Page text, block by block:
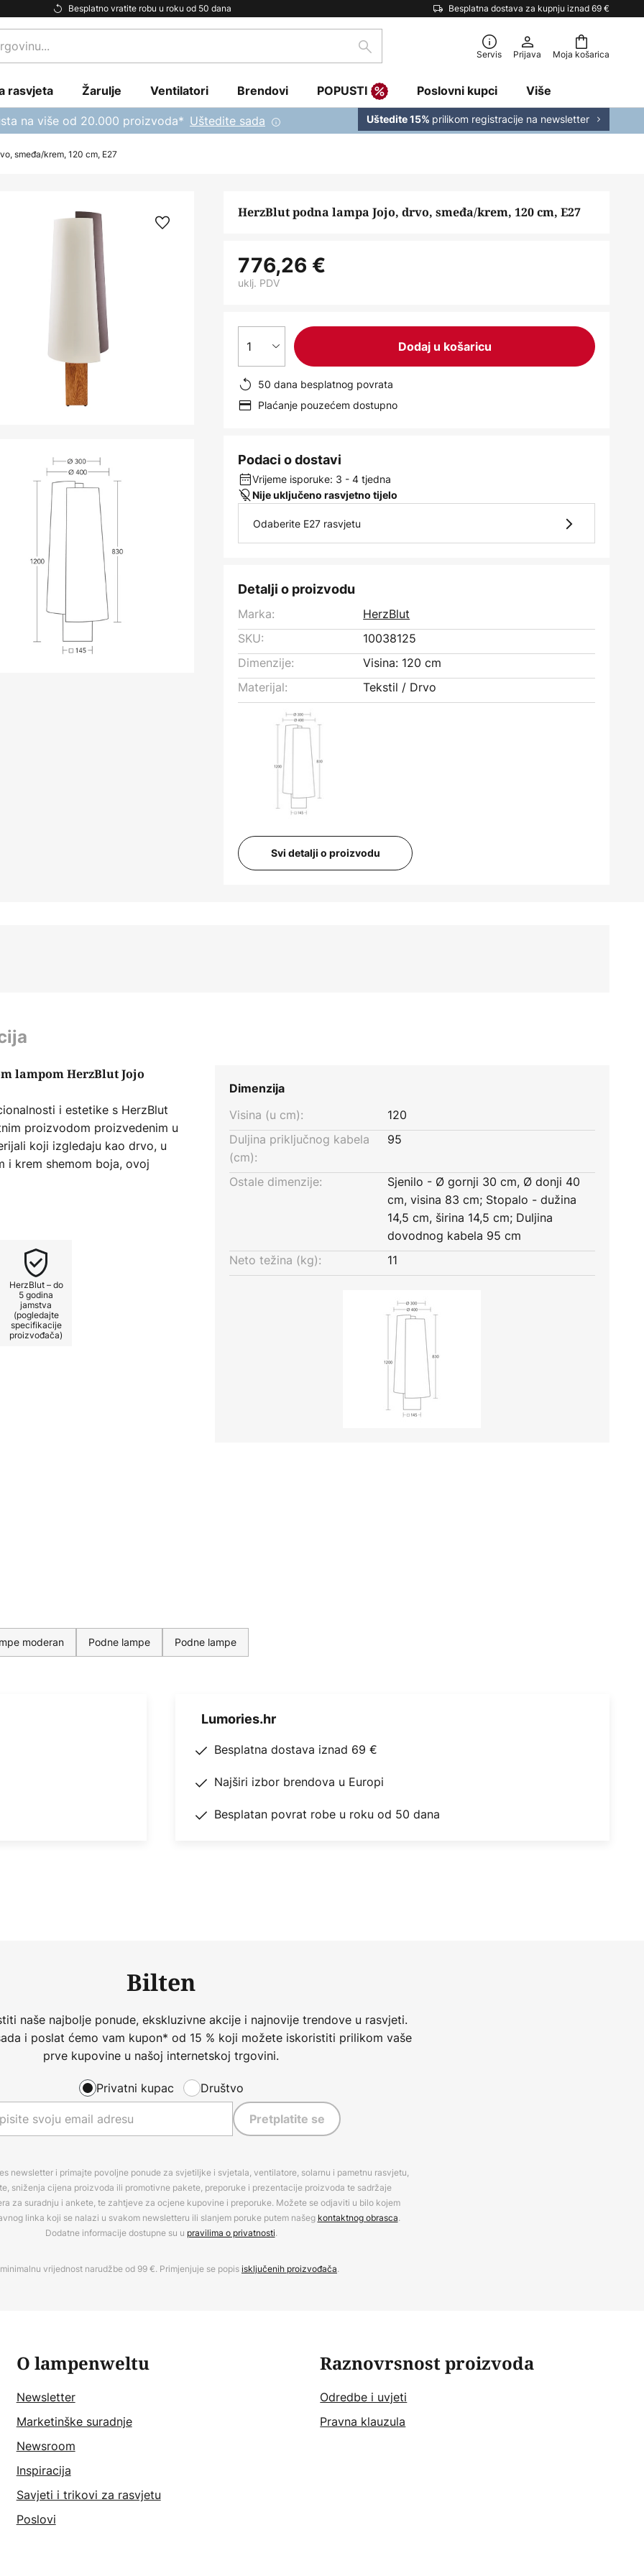
Besplatno vratite robu u roku od 50 dana Besplatna dostava za kupnju iznad 69 €
Moja košarica
traži Servis Prijava
rasvjeta Žarulje Ventilatori Brendovi POPUSTI Poslovni kupci Više
na više od 20.000 proizvoda* Uštedite sada Uštedite 15% prilikom registracije na newsletter
smeđa/krem, 120 cm, E27
HerzBlut podna lampa Jojo, drvo, smeđa/krem, 120 cm, E27
776,26 €
uklj. PDV
1 Dodaj u košaricu
50 dana besplatnog povrata
Plaćanje pouzećem dostupno
Podaci o dostavi
Vrijeme isporuke: 3 - 4 tjedna
Nije uključeno rasvjetno tijelo
Odaberite E27 rasvjetu
Detalji o proizvodu
Marka:
HerzBlut
SKU:
10038125
Dimenzije:
Visina: 120 cm
Materijal:
Tekstil / Drvo
Svi detalji o proizvodu
lampom HerzBlut Jojo
i estetike s HerzBlut
proizvodom proizvedenim u
koji izgledaju kao drvo, u
i krem shemom boja, ovoj
koji se besprijekorno
i sposobnošću stvaranja
pogled u svakoj prostoriji.
za produktivne sate -
koja obogaćuje
da iskusite fascinaciju svjetla
HerzBlut – do
5 godina
jamstva
(pogledajte
specifikacije
proizvođača)
Dimenzija
Visina (u cm):
120
Duljina priključnog kabela
(cm):
95
Ostale dimenzije:
Sjenilo - Ø gornji 30 cm, Ø donji 40
cm, visina 83 cm; Stopalo - dužina
14,5 cm, širina 14,5 cm; Duljina
dovodnog kabela 95 cm
Neto težina (kg):
11
moderan Podne lampe Podne lampe
Lumories.hr
Besplatna dostava iznad 69 €
Najširi izbor brendova u Europi
Besplatan povrat robe u roku od 50 dana
Bilten
naše najbolje ponude, ekskluzivne akcije i najnovije trendove u rasvjeti.
i poslat ćemo vam kupon* od 15 % koji možete iskoristiti prilikom vaše
prve kupovine u našoj internetskoj trgovini.
Privatni kupac Društvo
Pretplatite se
newsletter i primajte povoljne ponude za svjetiljke i svjetala, ventilatore, solarnu i pametnu rasvjetu,
sniženja cijena proizvoda ili promotivne pakete, preporuke i prezentacije proizvoda te sadržaje
za suradnju i ankete, te zahtjeve za ocjene kupovine i preporuke. Možete se odjaviti u bilo kojem
linka koji se nalazi u svakom newsletteru ili slanjem poruke putem našeg kontaktnog obrasca.
Dodatne informacije dostupne su u pravilima o privatnosti.
vrijednost narudžbe od 99 €. Primjenjuje se popisisključenih proizvođača.
O lampenweltu
Newsletter
Marketinške suradnje
Newsroom
Inspiracija
Savjeti i trikovi za rasvjetu
Poslovi
Raznovrsnost proizvoda
Odredbe i uvjeti
Pravna klauzula